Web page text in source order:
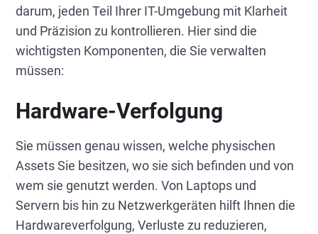
darum, jeden Teil Ihrer IT-Umgebung mit Klarheit
und Präzision zu kontrollieren. Hier sind die
wichtigsten Komponenten, die Sie verwalten
müssen:
Hardware-Verfolgung
Sie müssen genau wissen, welche physischen
Assets Sie besitzen, wo sie sich befinden und von
wem sie genutzt werden. Von Laptops und
Servern bis hin zu Netzwerkgeräten hilft Ihnen die
Hardwareverfolgung, Verluste zu reduzieren,